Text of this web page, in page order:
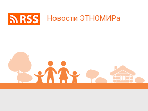
Новости ЭТНОМИРа